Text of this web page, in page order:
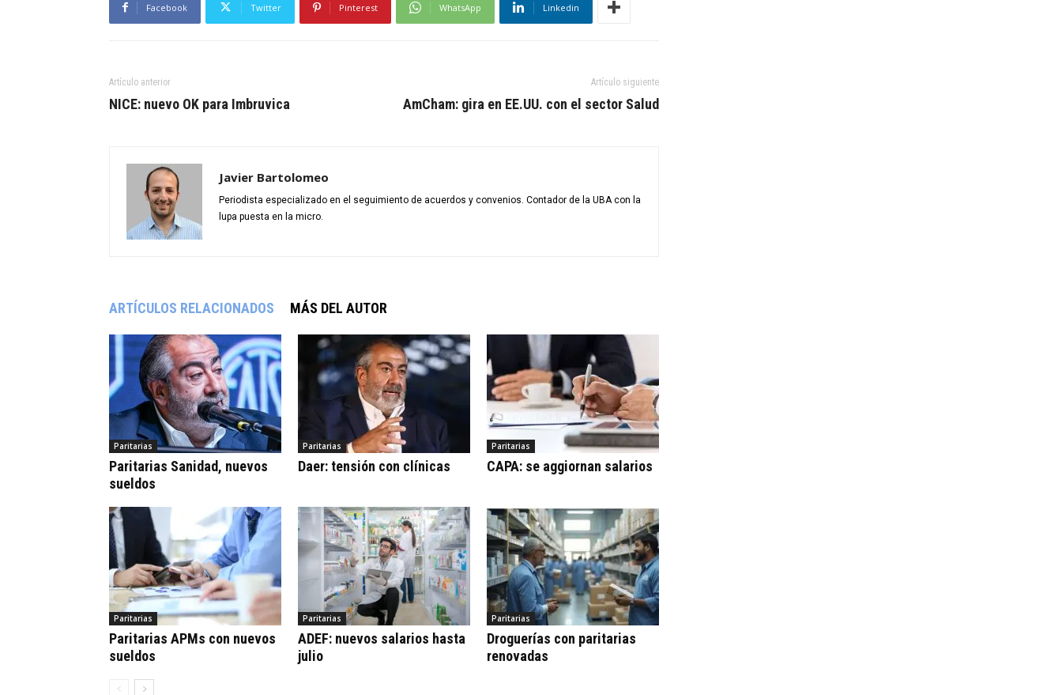
Facebook Twitter Pinterest WhatsApp Linkedin
Artículo anterior
NICE: nuevo OK para Imbruvica
Artículo siguiente
AmCham: gira en EE.UU. con el sector Salud
Javier Bartolomeo
Periodista especializado en el seguimiento de acuerdos y convenios. Contador de la UBA con la
lupa puesta en la micro.
ARTÍCULOS RELACIONADOS MÁS DEL AUTOR
Paritarias
Paritarias Sanidad, nuevos
sueldos
Paritarias
Daer: tensión con clínicas
Paritarias
CAPA: se aggiornan salarios
Paritarias
Paritarias APMs con nuevos
sueldos
Paritarias
ADEF: nuevos salarios hasta
julio
Paritarias
Droguerías con paritarias
renovadas